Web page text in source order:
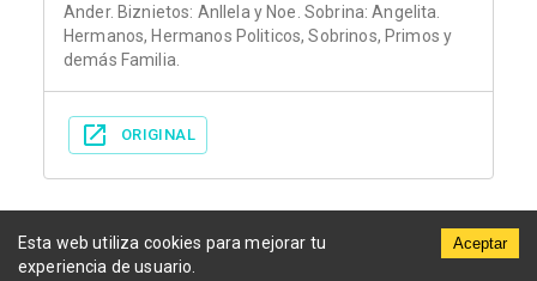
Municipios
Ander. Biznietos: Anllela y Noe. Sobrina: Angelita.
Hermanos, Hermanos Politicos, Sobrinos, Primos y
demás Familia.
ORIGINAL
Esta web utiliza cookies para mejorar tu
experiencia de usuario.
Aceptar